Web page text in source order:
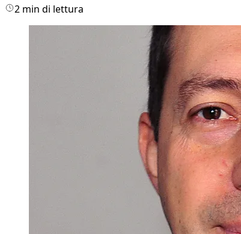
2 min di lettura